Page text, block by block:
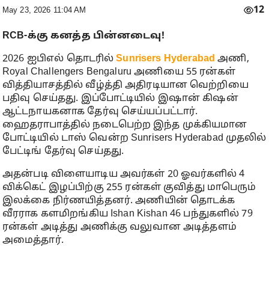
May 23, 2026 11:04 AM 12
RCB-க்கு கனத்த பின்னடைவு!
2026 ஐபிஎல் தொடரில்Sunrisers Hyderabad அணி,
Royal Challengers Bengaluru அணியை 55 ரன்கள்
வித்தியாசத்தில் வீழ்த்தி அதிரடியான வெற்றியை
பதிவு செய்தது. இப்போட்டியில் இஷான் கிஷன்
ஆட்டநாயகனாக தேர்வு செய்யப்பட்டார்.
ஹைதராபாத்தில் நடைபெற்ற இந்த முக்கியமான
போட்டியில் டாஸ் வென்ற Sunrisers Hyderabad முதலில்
பேட்டிங் தேர்வு செய்தது.
அதன்படி விளையாடிய அவர்கள் 20 ஓவர்களில் 4
விக்கெட் இழப்பிற்கு 255 ரன்கள் குவித்து மாபெரும்
இலக்கை நிர்ணயித்தனர். அணியின் தொடக்க
வீரராக களமிறங்கிய Ishan Kishan 46 பந்துகளில் 79
ரன்கள் அடித்து அணிக்கு வலுவான அடித்தளம்
அமைத்தார்.